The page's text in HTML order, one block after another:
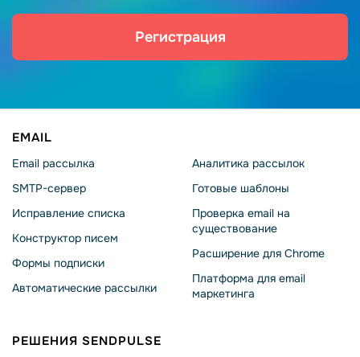
Регистрация
EMAIL
Email рассылка
SMTP-сервер
Исправление списка
Конструктор писем
Формы подписки
Автоматические рассылки
Аналитика рассылок
Готовые шаблоны
Проверка email на
существование
Расширение для Chrome
Платформа для email
маркетинга
РЕШЕНИЯ SENDPULSE